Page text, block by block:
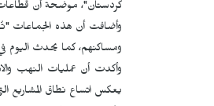
كردستان"، موضحة أن قطاعات
وأضافت أن هذه الجماعات
ومساكنهم، كما يحدث اليوم
وأكدت أن عمليات النهب
يعكس اتساع نطاق المشاريع